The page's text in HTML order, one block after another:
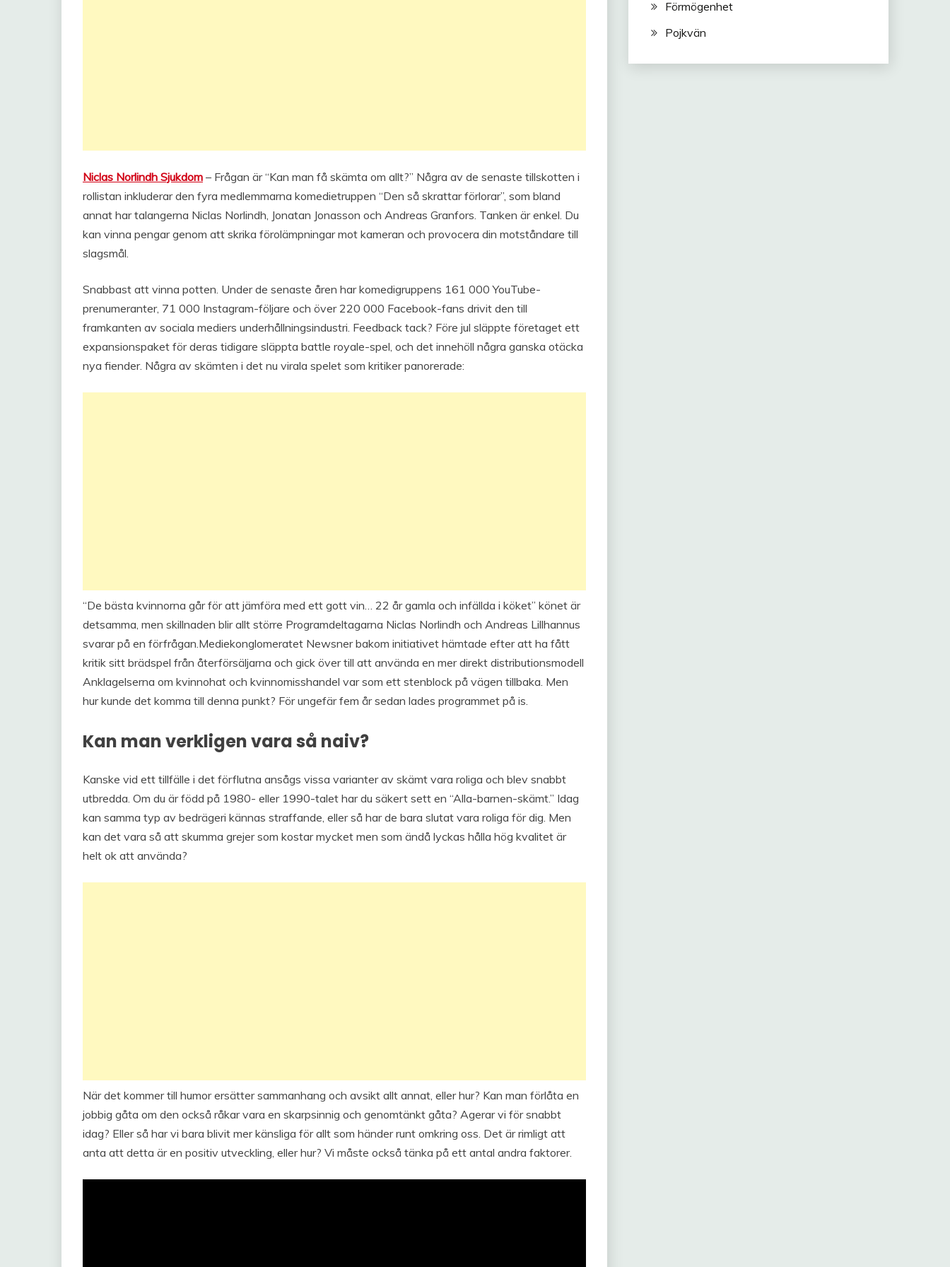
Niclas Norlindh Sjukdom – Frågan är “Kan man få skämta om allt?” Några av de senaste tillskotten i
rollistan inkluderar den fyra medlemmarna komedietruppen “Den så skrattar förlorar”, som bland
annat har talangerna Niclas Norlindh, Jonatan Jonasson och Andreas Granfors. Tanken är enkel. Du
kan vinna pengar genom att skrika förolämpningar mot kameran och provocera din motståndare till
slagsmål.
Snabbast att vinna potten. Under de senaste åren har komedigruppens 161 000 YouTube-
prenumeranter, 71 000 Instagram-följare och över 220 000 Facebook-fans drivit den till
framkanten av sociala mediers underhållningsindustri. Feedback tack? Före jul släppte företaget ett
expansionspaket för deras tidigare släppta battle royale-spel, och det innehöll några ganska otäcka
nya fiender. Några av skämten i det nu virala spelet som kritiker panorerade:
“De bästa kvinnorna går för att jämföra med ett gott vin… 22 år gamla och infällda i köket” könet är
detsamma, men skillnaden blir allt större Programdeltagarna Niclas Norlindh och Andreas Lillhannus
svarar på en förfrågan.Mediekonglomeratet Newsner bakom initiativet hämtade efter att ha fått
kritik sitt brädspel från återförsäljarna och gick över till att använda en mer direkt distributionsmodell
Anklagelserna om kvinnohat och kvinnomisshandel var som ett stenblock på vägen tillbaka. Men
hur kunde det komma till denna punkt? För ungefär fem år sedan lades programmet på is.
Kan man verkligen vara så naiv?
Kanske vid ett tillfälle i det förflutna ansågs vissa varianter av skämt vara roliga och blev snabbt
utbredda. Om du är född på 1980- eller 1990-talet har du säkert sett en “Alla-barnen-skämt.” Idag
kan samma typ av bedrägeri kännas straffande, eller så har de bara slutat vara roliga för dig. Men
kan det vara så att skumma grejer som kostar mycket men som ändå lyckas hålla hög kvalitet är
helt ok att använda?
När det kommer till humor ersätter sammanhang och avsikt allt annat, eller hur? Kan man förlåta en
jobbig gåta om den också råkar vara en skarpsinnig och genomtänkt gåta? Agerar vi för snabbt
idag? Eller så har vi bara blivit mer känsliga för allt som händer runt omkring oss. Det är rimligt att
anta att detta är en positiv utveckling, eller hur? Vi måste också tänka på ett antal andra faktorer.
Förmögenhet
Pojkvän